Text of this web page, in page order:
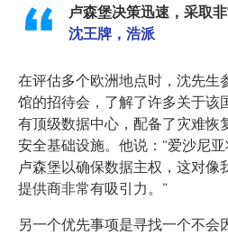
卢森堡决策迅速，采取非
沈王牌，浩派
在评估多个欧洲地点时，沈先生
馆的招待会，了解了许多关于该
有顶级数据中心，配备了灾难恢
安全基础设施。他说：“爱沙尼
卢森堡以确保数据主权，这对像
提供商非常有吸引力。”
另一个优先事项是寻找一个不会